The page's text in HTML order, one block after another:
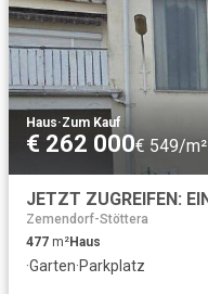
Haus·Zum Kauf
€ 262 000€ 549/m²
Zemendorf-Stöttera
477 m²Haus
·Garten·Parkplatz